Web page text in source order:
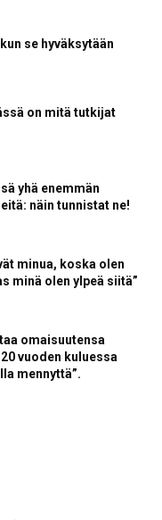
se hyväksytään
on mitä tutkijat
yhä enemmän
näin tunnistat ne!
minua, koska olen
minä olen ylpeä siitä”
omaisuutensa
vuoden kuluessa
mennyttä”.